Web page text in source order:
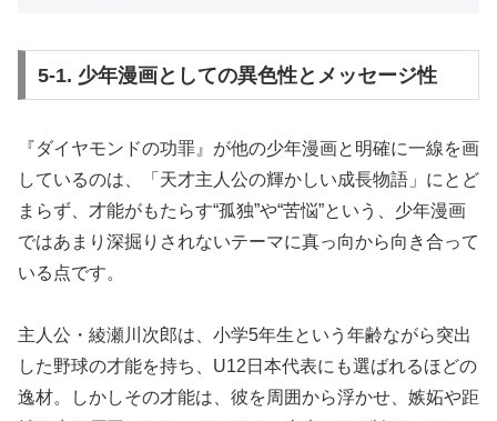
5-1. 少年漫画としての異色性とメッセージ性
『ダイヤモンドの功罪』が他の少年漫画と明確に一線を画
しているのは、「天才主人公の輝かしい成長物語」にとど
まらず、才能がもたらす“孤独”や“苦悩”という、少年漫画
ではあまり深掘りされないテーマに真っ向から向き合って
いる点です。
主人公・綾瀬川次郎は、小学5年生という年齢ながら突出
した野球の才能を持ち、U12日本代表にも選ばれるほどの
逸材。しかしその才能は、彼を周囲から浮かせ、嫉妬や距